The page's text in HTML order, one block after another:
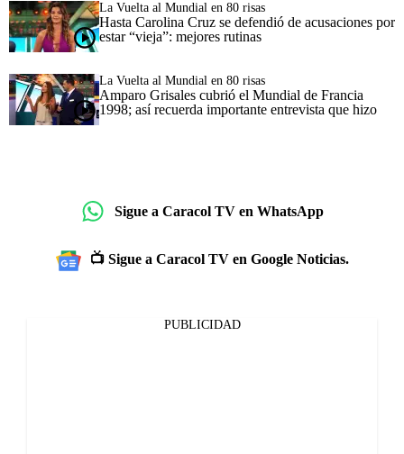
La Vuelta al Mundial en 80 risas
Hasta Carolina Cruz se defendió de acusaciones por
estar “vieja”: mejores rutinas
La Vuelta al Mundial en 80 risas
Amparo Grisales cubrió el Mundial de Francia
1998; así recuerda importante entrevista que hizo
Sigue a Caracol TV en WhatsApp
📺 Sigue a Caracol TV en Google Noticias.
PUBLICIDAD